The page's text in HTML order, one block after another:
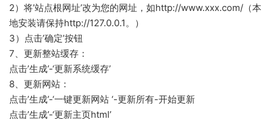
2）将’站点根网址’改为您的网址，如http://www.xxx.com/（本
地安装请保持http://127.0.0.1。）
3）点击’确定’按钮
7、更新整站缓存：
点击’生成’-‘更新系统缓存’
8、更新网站：
点击’生成’-‘一键更新网站 ‘-更新所有-开始更新
点击’生成’-‘更新主页html’